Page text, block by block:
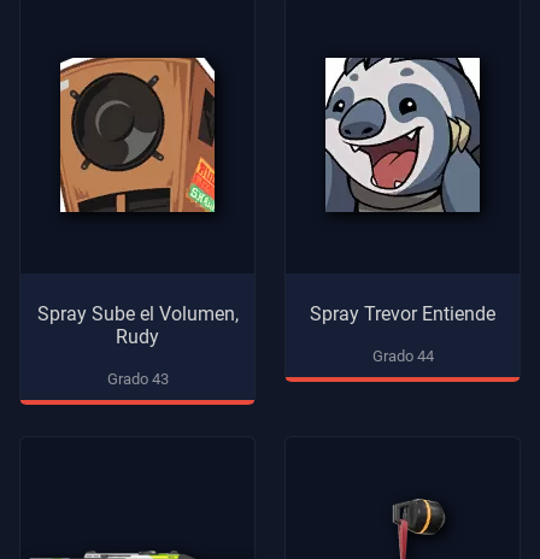
Spray Sube el Volumen,
Rudy
Grado 43
Spray Trevor Entiende
Grado 44